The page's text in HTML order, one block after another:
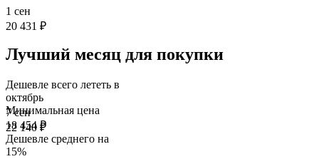
1 сен
20 431 ₽
7 сен
22 140 ₽
Лучший месяц для покупки
Дешевле всего лететь в
октябрь
Минимальная цена
18 454 ₽
Дешевле среднего на
15%